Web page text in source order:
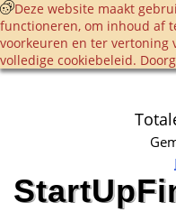
Deze website maakt
functioneren, om inhoud af
voorkeuren en ter vertoning
volledige cookie­beleid.